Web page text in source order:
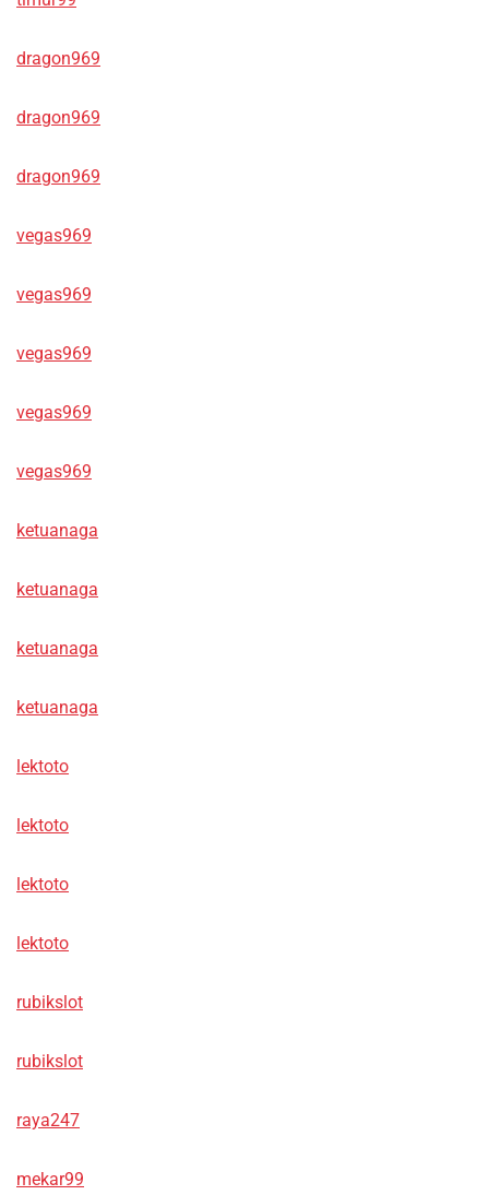
dragon969
dragon969
dragon969
vegas969
vegas969
vegas969
vegas969
vegas969
ketuanaga
ketuanaga
ketuanaga
ketuanaga
lektoto
lektoto
lektoto
lektoto
rubikslot
rubikslot
raya247
mekar99